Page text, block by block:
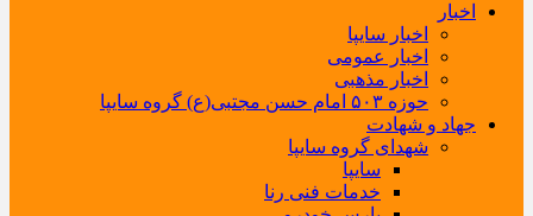
اخبار
اخبار سایپا
اخبار عمومی
اخبار مذهبی
حوزه ۵۰۳ امام حسن مجتبی(ع) گروه سایپا
جهاد و شهادت
شهدای گروه سایپا
سایپا
خدمات فنی رنا